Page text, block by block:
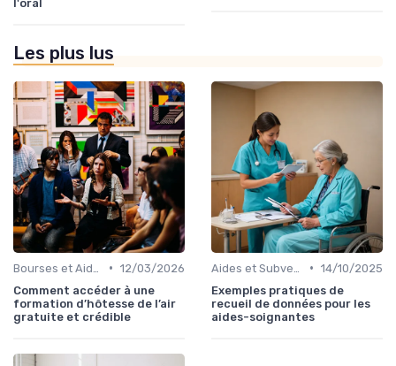
l'oral
Les plus lus
• 12/03/2026
Comment accéder à une
formation d’hôtesse de l’air
gratuite et crédible
• 14/10/2025
Exemples pratiques de
recueil de données pour les
aides-soignantes